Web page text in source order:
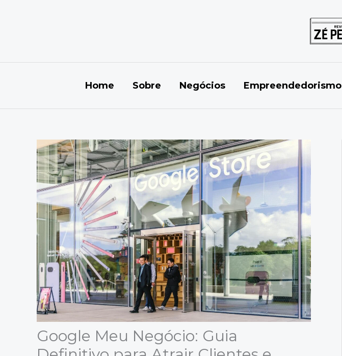
Home Sobre Negócios Empreendedorismo
Google Meu Negócio: Guia